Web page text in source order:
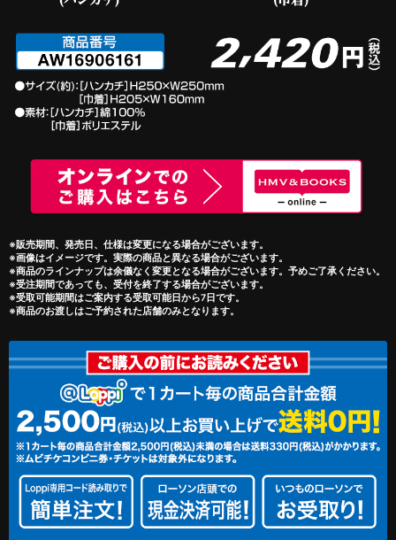
※販売期間、発売日、仕様は変更になる場合がございます。
※画像はイメージです。実際の商品と異なる場合がございます。
※商品のラインナップは余儀なく変更となる場合がございます。予めご了承ください。
※受注期間であっても、受付を終了する場合がございます。
※受取可能期間はご案内する受取可能日から7日です。
※商品のお渡しはご予約された店舗のみとなります。